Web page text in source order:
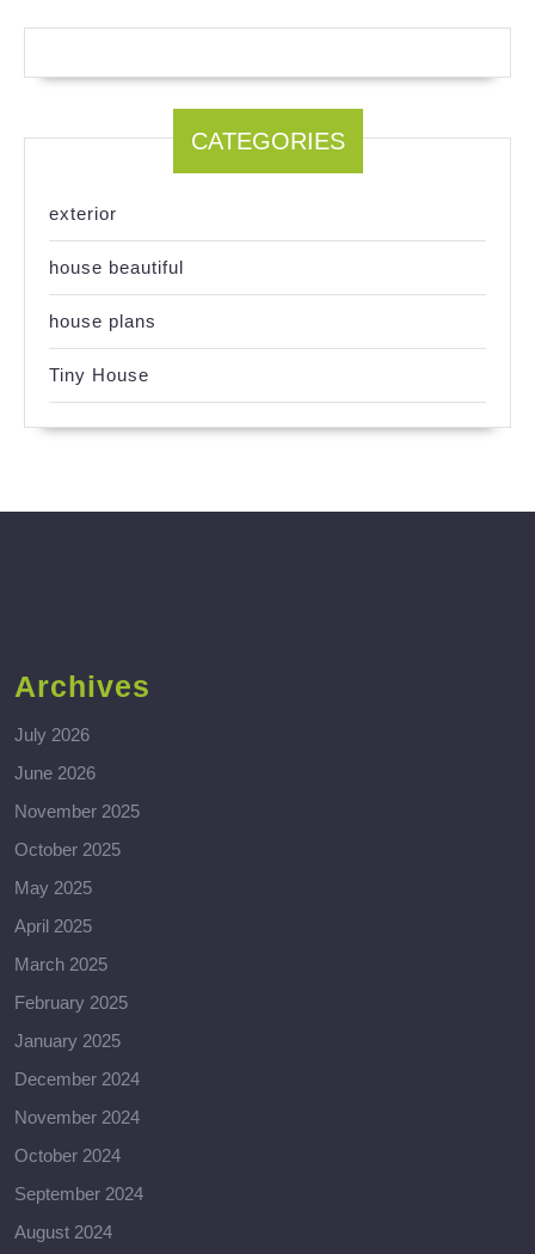
CATEGORIES
exterior
house beautiful
house plans
Tiny House
Archives
July 2026
June 2026
November 2025
October 2025
May 2025
April 2025
March 2025
February 2025
January 2025
December 2024
November 2024
October 2024
September 2024
August 2024